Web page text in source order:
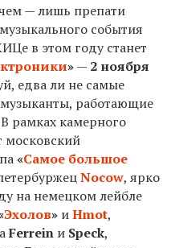
— лишь препати
события
в этом году станет
»— 2 ноября
едва ли не самые
работающие
рамках камерного
московский
«Самое большое
Nocow, ярко
на немецком лейбле
Эхолов» иHmot,
Ferrein и Speck,